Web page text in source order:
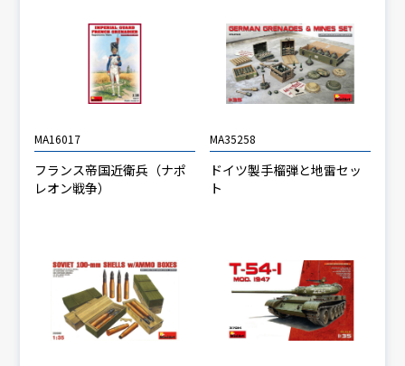
MA16017
フランス帝国近衛兵（ナポ
レオン戦争）
MA35258
ドイツ製手榴弾と地雷セッ
ト